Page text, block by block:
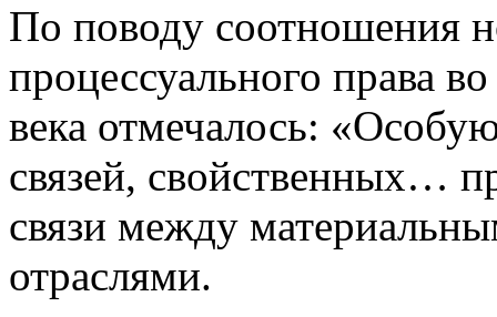
По поводу соотношения
процессуального права
века отмечалось:
связей, свойственных…
связи между
отраслями.